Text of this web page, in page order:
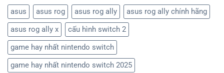
lập
ES-
DE
trên
Retroid
Pocket
(Android)
hành
đĩa
vật
lý
vào
năm
2028
Nintendo
Switch
Cực
Hay
Sẽ
Phát
Hành
Tháng
7/2026
asus asus rog asus rog ally
asus rog ally chính hãng
asus rog ally x
cấu hình switch 2
game hay nhất nintendo switch
game hay nhất nintendo switch 2025